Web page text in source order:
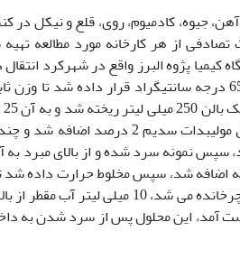
جیوه، کادمیوم، روی، قلع و نیکل در
بصورت تصادفی از هر کارخانه مورد
کیمیا پژوه البرز واقع در شهرکرد
120 تا 150 دقیقه در آون با دمای 65 درجه
نیتریک 7 مولار و 1 میلی لیتر
به نسبت 1:1 به نمونه اضافه شد، سپس مخلوط
مخلوط سرد شده، در حالی که بالن